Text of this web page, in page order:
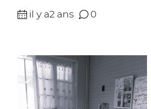
il y a2 ans 0